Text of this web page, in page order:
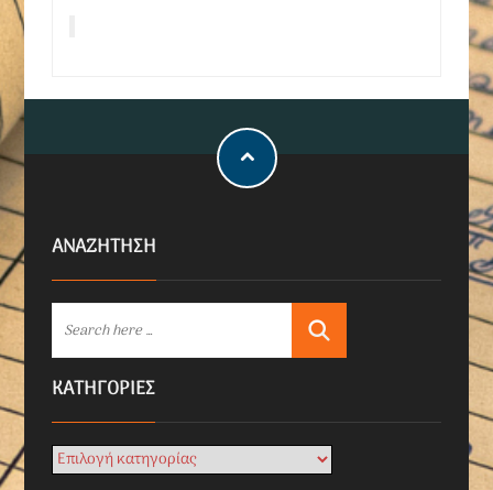
ΑΝΑΖΗΤΗΣΗ
KΑΤΗΓΟΡΊΕΣ